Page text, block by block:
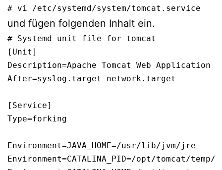
# vi /etc/systemd/system/tomcat.service
und fügen folgenden Inhalt ein.
# Systemd unit file for tomcat
[Unit]
Description=Apache Tomcat Web Application
After=syslog.target network.target
[Service]
Type=forking
Environment=JAVA_HOME=/usr/lib/jvm/jre
Environment=CATALINA_PID=/opt/tomcat/